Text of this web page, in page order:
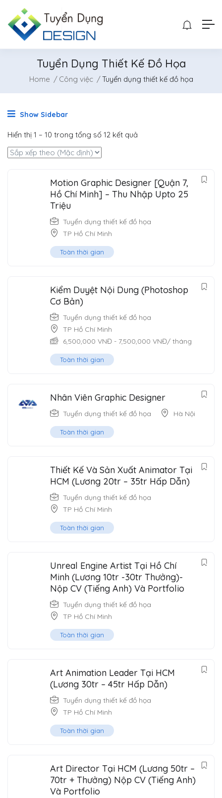
Tuyển Dụng Thiết Kế Đồ Họa
Home Công việc Tuyển dụng thiết kế đồ họa
Show Sidebar
Hiển thị 1 – 10 trong tổng số 12 kết quả
Motion Graphic Designer [Quận 7,
Hồ Chí Minh] – Thu Nhập Upto 25
Triệu
Tuyển dụng thiết kế đồ họa
TP Hồ Chí Minh
Toàn thời gian
Kiểm Duyệt Nội Dung (Photoshop
Cơ Bản)
Tuyển dụng thiết kế đồ họa
TP Hồ Chí Minh
6,500,000 VNĐ - 7,500,000 VNĐ/ tháng
Toàn thời gian
Nhân Viên Graphic Designer
Tuyển dụng thiết kế đồ họa Hà Nội
Toàn thời gian
Thiết Kế Và Sản Xuất Animator Tại
HCM (Lương 20tr – 35tr Hấp Dẫn)
Tuyển dụng thiết kế đồ họa
TP Hồ Chí Minh
Toàn thời gian
Unreal Engine Artist Tại Hồ Chí
Minh (Lương 10tr -30tr Thưởng)-
Nộp CV (Tiếng Anh) Và Portfolio
Tuyển dụng thiết kế đồ họa
TP Hồ Chí Minh
Toàn thời gian
Art Animation Leader Tại HCM
(Lương 30tr – 45tr Hấp Dẫn)
Tuyển dụng thiết kế đồ họa
TP Hồ Chí Minh
Toàn thời gian
Art Director Tại HCM (Lương 50tr –
70tr + Thưởng) Nộp CV (Tiếng Anh)
Và Portfolio